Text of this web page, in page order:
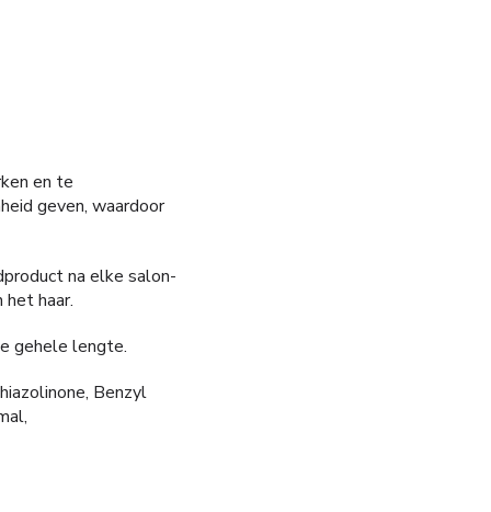
en te
geven, waardoor
na elke salon-
haar.
gehele lengte.
Benzyl